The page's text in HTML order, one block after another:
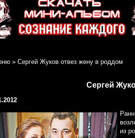
» Сергей Жуков отвез жену в роддом
Сергей
из